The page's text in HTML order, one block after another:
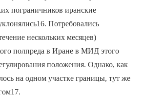
пограничников иранские
Потребовались
нескольких месяцев)
полпреда в Иране в МИД этого
положения. Однако, как
на одном участке границы, тут же